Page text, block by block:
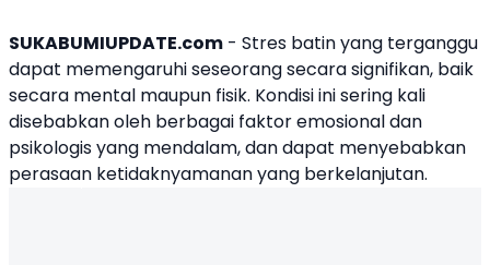
SUKABUMIUPDATE.com - Stres batin yang terganggu
dapat memengaruhi seseorang secara signifikan, baik
secara mental maupun fisik. Kondisi ini sering kali
disebabkan oleh berbagai faktor emosional dan
psikologis yang mendalam, dan dapat menyebabkan
perasaan ketidaknyamanan yang berkelanjutan.